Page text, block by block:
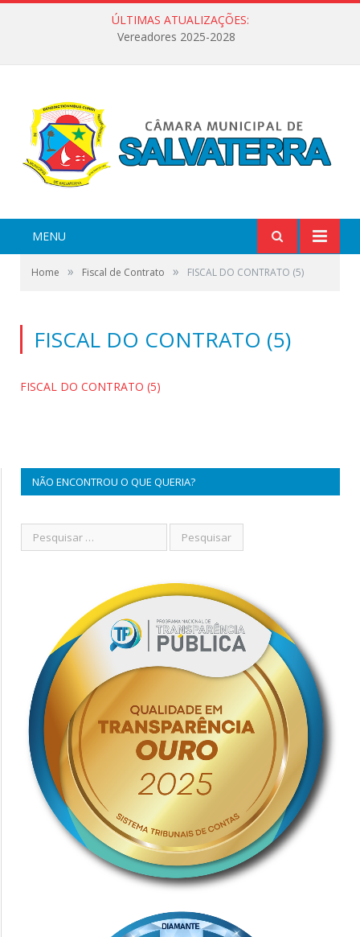
ÚLTIMAS ATUALIZAÇÕES:
Vereadores 2025-2028
MENU
Home » Fiscal de Contrato » FISCAL DO CONTRATO (5)
FISCAL DO CONTRATO (5)
FISCAL DO CONTRATO (5)
NÃO ENCONTROU O QUE QUERIA?